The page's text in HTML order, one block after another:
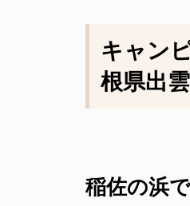
キャン
根県出雲
稲佐の浜